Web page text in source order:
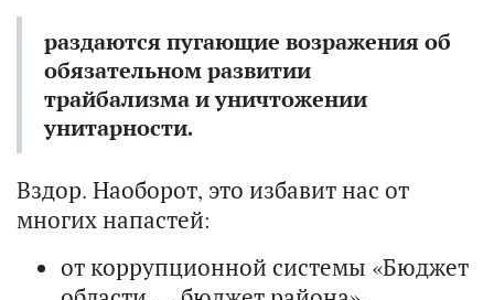
раздаются пугающие возражения об
обязательном развитии
трайбализма и уничтожении
унитарности.
Вздор. Наоборот, это избавит нас от
многих напастей:
от коррупционной системы «Бюджет